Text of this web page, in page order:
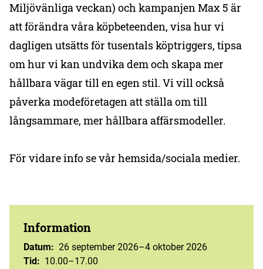
Miljövänliga veckan) och kampanjen Max 5 är
att förändra våra köpbeteenden, visa hur vi
dagligen utsätts för tusentals köptriggers, tipsa
om hur vi kan undvika dem och skapa mer
hållbara vägar till en egen stil. Vi vill också
påverka modeföretagen att ställa om till
långsammare, mer hållbara affärsmodeller.
För vidare info se vår hemsida/sociala medier.
Information
Datum: 26 september 2026–4 oktober 2026
Tid: 10.00–17.00